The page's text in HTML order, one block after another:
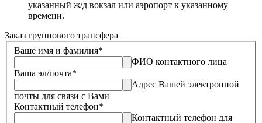
указанный ж/д вокзал или аэропорт к указанному
времени.
Заказ группового трансфера
Ваше имя и фамилия*
ФИО контактного лица
Ваша эл/почта*
Адрес Вашей электронной
почты для связи с Вами
Контактный телефон*
Контактный телефон для